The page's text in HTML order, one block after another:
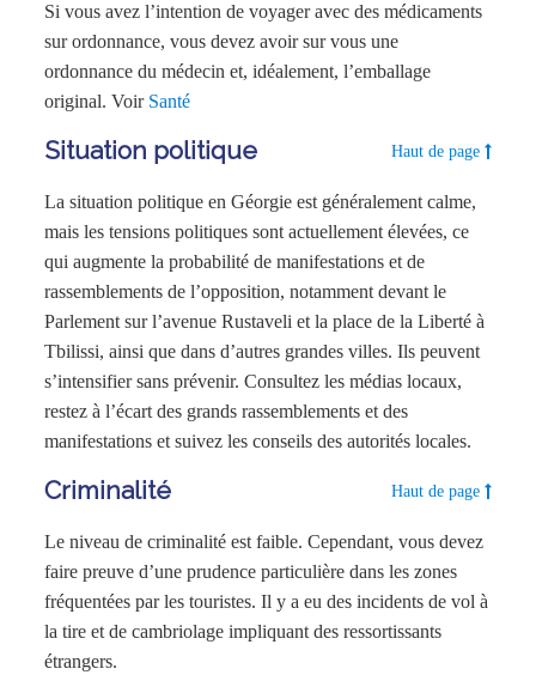
Si vous avez l’intention de voyager avec des médicaments
sur ordonnance, vous devez avoir sur vous une
ordonnance du médecin et, idéalement, l’emballage
original. Voir Santé
Situation politique Haut de page
La situation politique en Géorgie est généralement calme,
mais les tensions politiques sont actuellement élevées, ce
qui augmente la probabilité de manifestations et de
rassemblements de l’opposition, notamment devant le
Parlement sur l’avenue Rustaveli et la place de la Liberté à
Tbilissi, ainsi que dans d’autres grandes villes. Ils peuvent
s’intensifier sans prévenir. Consultez les médias locaux,
restez à l’écart des grands rassemblements et des
manifestations et suivez les conseils des autorités locales.
Criminalité Haut de page
Le niveau de criminalité est faible. Cependant, vous devez
faire preuve d’une prudence particulière dans les zones
fréquentées par les touristes. Il y a eu des incidents de vol à
la tire et de cambriolage impliquant des ressortissants
étrangers.